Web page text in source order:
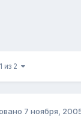
из 2
7 ноября,